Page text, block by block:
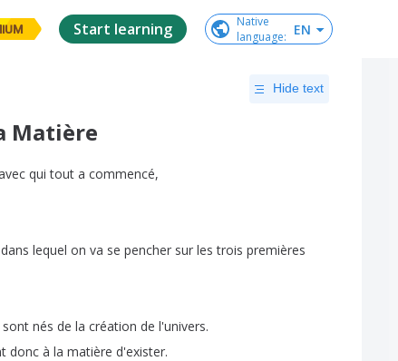
Start learning
Native
language: EN
Hide text
Matière
qui tout a commencé,
dans lequel on va se pencher sur les trois premières
sont nés de la création de l'univers.
donc à la matière d'exister.